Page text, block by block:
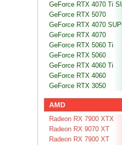
GeForce RTX 4070 Ti
GeForce RTX 5070
GeForce RTX 4070
GeForce RTX 4070
GeForce RTX 5060 Ti
GeForce RTX 5060
GeForce RTX 4060 Ti
GeForce RTX 4060
GeForce RTX 3050
AMD
Radeon RX 7900 XTX
Radeon RX 9070 XT
Radeon RX 7900 XT